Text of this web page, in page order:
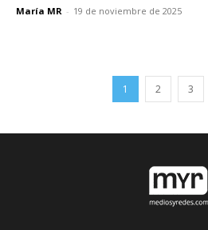
María MR - 19 de noviembre de 2025
1 2 3